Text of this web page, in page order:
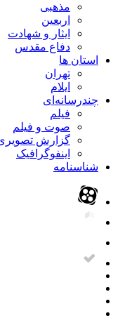
مذهبی
اربعین
ایثار و شهادت
دفاع مقدس
استان ها
تهران
ایلام
چندرسانه‌ای
فیلم
صوت و فیلم
گزارش
اینفوگرافیک
شناسنامه